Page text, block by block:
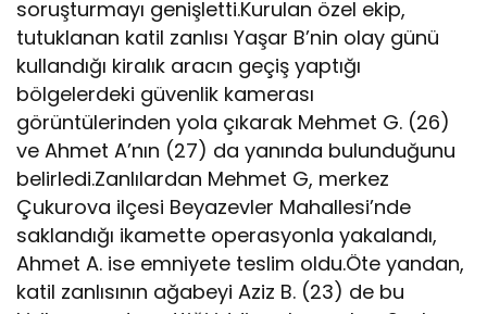
soruşturmayı genişletti.Kurulan özel ekip,
tutuklanan katil zanlısı Yaşar B’nin olay günü
kullandığı kiralık aracın geçiş yaptığı
bölgelerdeki güvenlik kamerası
görüntülerinden yola çıkarak Mehmet G. (26)
ve Ahmet A’nın (27) da yanında bulunduğunu
belirledi.Zanlılardan Mehmet G, merkez
Çukurova ilçesi Beyazevler Mahallesi’nde
saklandığı ikamette operasyonla yakalandı,
Ahmet A. ise emniyete teslim oldu.Öte yandan,
katil zanlısının ağabeyi Aziz B. (23) de bu